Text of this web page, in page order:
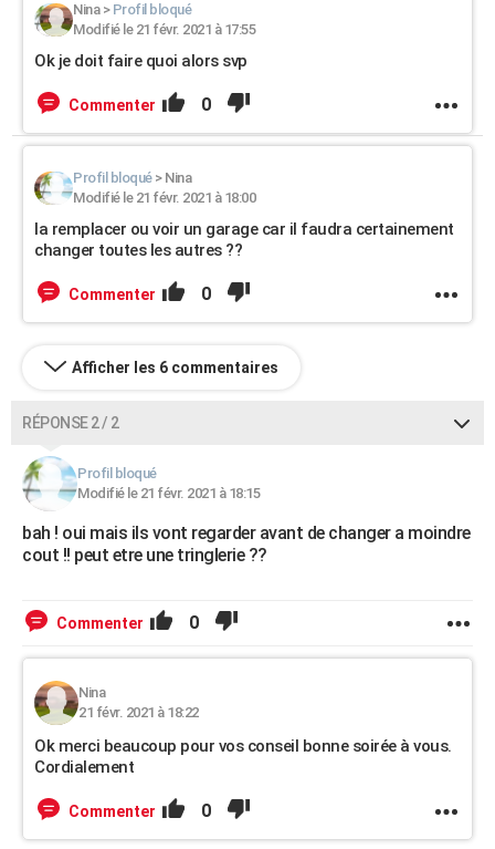
Nina> Profil bloqué
Modifié le 21 févr. 2021 à 17:55
Ok je doit faire quoi alors svp
Commenter 0
Profil bloqué> Nina
Modifié le 21 févr. 2021 à 18:00
la remplacer ou voir un garage car il faudra certainement
changer toutes les autres ??
Commenter 0
Afficher les 6 commentaires
RÉPONSE 2 / 2
Profil bloqué
Modifié le 21 févr. 2021 à 18:15
bah ! oui mais ils vont regarder avant de changer a moindre
cout !! peut etre une tringlerie ??
Commenter 0
Nina
21 févr. 2021 à 18:22
Ok merci beaucoup pour vos conseil bonne soirée à vous.
Cordialement
Commenter 0